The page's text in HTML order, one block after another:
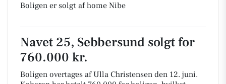
Boligen er solgt af home Nibe
Navet 25, Sebbersund solgt for
760.000 kr.
Boligen overtages af Ulla Christensen den 12. juni.